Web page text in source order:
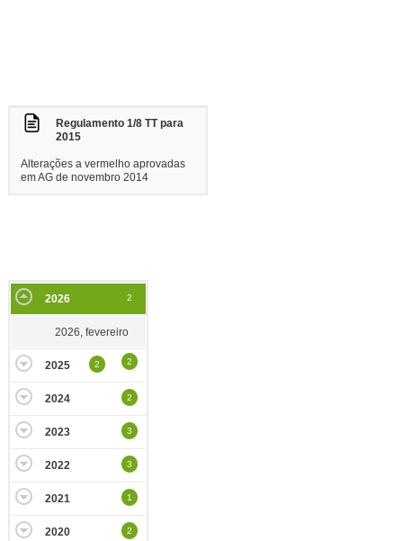
Regulamento 1/8 TT para
2015
Alterações a vermelho aprovadas
em AG de novembro 2014
2026 2
2026, fevereiro
2
2025 2
2024 2
2023 3
2022 3
2021 1
2020 2